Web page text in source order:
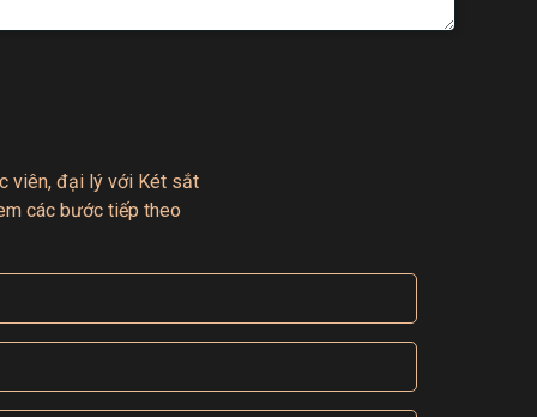
viên, đại lý với Két sắt
các bước tiếp theo